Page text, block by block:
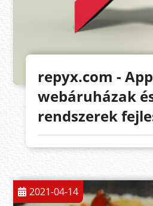
repyx.com -
webáruházak
rendszerek
2021-04-14